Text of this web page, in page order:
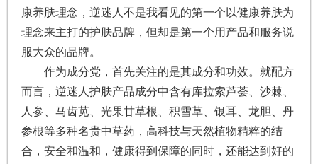
康养肤理念，逆迷人不是我看见的第一个以健康养肤为
理念来主打的护肤品牌，但却是第一个用产品和服务说
服大众的品牌。
作为成分党，首先关注的是其成分和功效。就配方
而言，逆迷人护肤产品成分中含有库拉索芦荟、沙棘、
人参、马齿苋、光果甘草根、积雪草、银耳、龙胆、丹
参根等多种名贵中草药，高科技与天然植物精粹的结
合，安全和温和，健康得到保障的同时，还能达到好的